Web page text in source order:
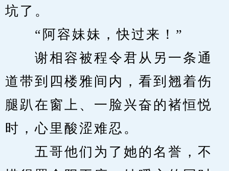
坑了。
“阿容妹妹，快过来！”
谢相容被程令君从另一条通
道带到四楼雅间内，看到翘着伤
腿趴在窗上、一脸兴奋的褚恒悦
时，心里酸涩难忍。
五哥他们为了她的名誉，不